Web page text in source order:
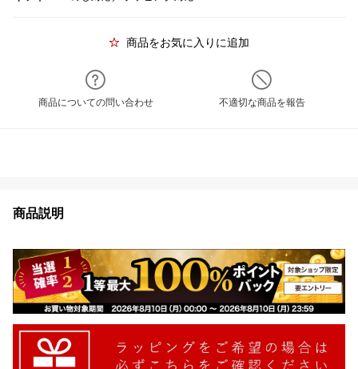
商品をお気に入りに追加
商品についての問い合わせ 不適切な商品を報告
商品説明